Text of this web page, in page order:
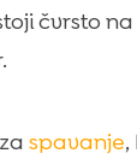
čvrsto
spavanje